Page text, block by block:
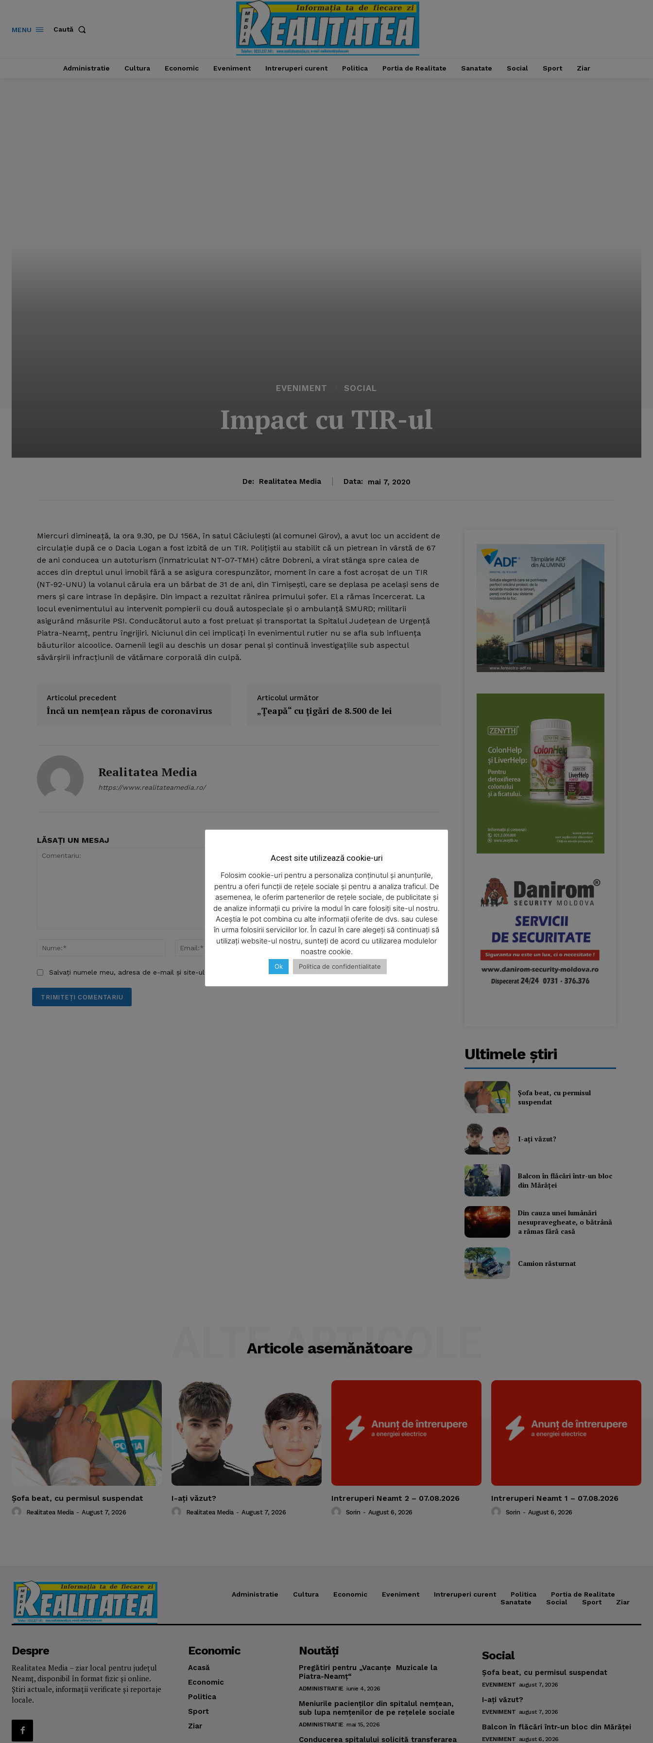
Company
About
Contact us
Subscription Plans
My account
MENU Caută
Administratie Cultura Economic Eveniment Intreruperi curent Politica Portia de Realitate Sanatate Social Sport Ziar
EVENIMENT SOCIAL
Impact cu TIR-ul
De: Realitatea Media Data: mai 7, 2020
Miercuri dimineaţă, la ora 9.30, pe DJ 156A, în satul Căciuleşti (al comunei Girov), a avut loc un accident de
circulaţie după ce o Dacia Logan a fost izbită de un TIR. Poliţiştii au stabilit că un pietrean în vârstă de 67
de ani conducea un autoturism (înmatriculat NT-07-TMH) către Dobreni, a virat stânga spre calea de
acces din dreptul unui imobil fără a se asigura corespunzător, moment în care a fost acroşat de un TIR
(NT-92-UNU) la volanul căruia era un bărbat de 31 de ani, din Timişeşti, care se deplasa pe acelaşi sens de
mers şi care intrase în depăşire. Din impact a rezultat rănirea primului şofer. El a rămas încercerat. La
locul evenimentului au intervenit pompierii cu două autospeciale şi o ambulanţă SMURD; militarii
asigurând măsurile PSI. Conducătorul auto a fost preluat şi transportat la Spitalul Judeţean de Urgenţă
Piatra-Neamţ, pentru îngrijiri. Niciunul din cei implicaţi în evenimentul rutier nu se afla sub influenţa
băuturilor alcoolice. Oamenii legii au deschis un dosar penal şi continuă investigaţiile sub aspectul
săvârşirii infracţiunii de vătămare corporală din culpă.
Articolul precedent
Încă un nemţean răpus de coronavirus
Articolul următor
„Ţeapă“ cu ţigări de 8.500 de lei
Realitatea Media
https://www.realitateamedia.ro/
LĂSAȚI UN MESAJ
Nume:*
Email:*
Salvați numele meu, adresa de e-mail și site-ul web în acest browser pentru data viitoare i comentariu.
Ultimele ştiri
Şofa beat, cu permisul
suspendat
I-aţi văzut?
Balcon în flăcări într-un bloc
din Mărăţei
Din cauza unei lumânări
nesupravegheate, o bătrână
a rămas fără casă
Camion răsturnat
Articole asemănătoare
ALTE ARTICOLE
Şofa beat, cu permisul suspendat
Realitatea Media - August 7, 2026
I-aţi văzut?
Realitatea Media - August 7, 2026
Intreruperi Neamt 2 – 07.08.2026
Sorin - August 6, 2026
Intreruperi Neamt 1 – 07.08.2026
Sorin - August 6, 2026
Administratie Cultura Economic Eveniment Intreruperi curent Politica
Portia de Realitate
Sanatate
Social Sport Ziar
Despre
Realitatea Media – ziar local pentru județul
Neamț, disponibil în format fizic și online.
Știri actuale, informații verificate și reportaje
locale.
Economic
Acasă
Economic
Politica
Sport
Ziar
Noutăţi
Pregătiri pentru „Vacanţe Muzicale la
Piatra-Neamţ“
ADMINISTRATIE iunie 4, 2026
Meniurile pacienţilor din spitalul nemţean,
sub lupa nemţenilor de pe reţelele sociale
ADMINISTRATIE mai 15, 2026
Conducerea spitalului solicită transferarea
Social
Şofa beat, cu permisul suspendat
EVENIMENT august 7, 2026
I-aţi văzut?
EVENIMENT august 7, 2026
Balcon în flăcări într-un bloc din Mărăţei
EVENIMENT august 6, 2026
Acest site utilizează cookie-uri
Folosim cookie-uri pentru a personaliza conținutul și anunțurile,
pentru a oferi funcții de rețele sociale și pentru a analiza traficul. De
asemenea, le oferim partenerilor de rețele sociale, de publicitate și
de analize informații cu privire la modul în care folosiți site-ul nostru.
Aceștia le pot combina cu alte informații oferite de dvs. sau culese
în urma folosirii serviciilor lor. În cazul în care alegeți să continuați să
utilizați website-ul nostru, sunteți de acord cu utilizarea modulelor
noastre cookie.
Ok Politica de confidentialitate